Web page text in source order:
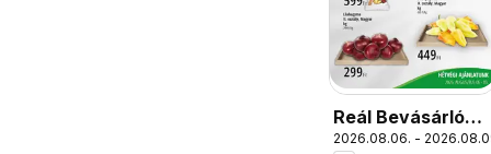
Reál Bevásárló
hétvége - Pest
2026.08.06. -